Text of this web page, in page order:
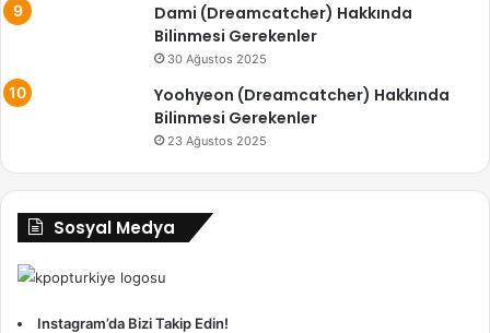
Dami (Dreamcatcher) Hakkında
Bilinmesi Gerekenler
30 Ağustos 2025
Yoohyeon (Dreamcatcher) Hakkında
Bilinmesi Gerekenler
23 Ağustos 2025
Sosyal Medya
Instagram’da Bizi Takip Edin!